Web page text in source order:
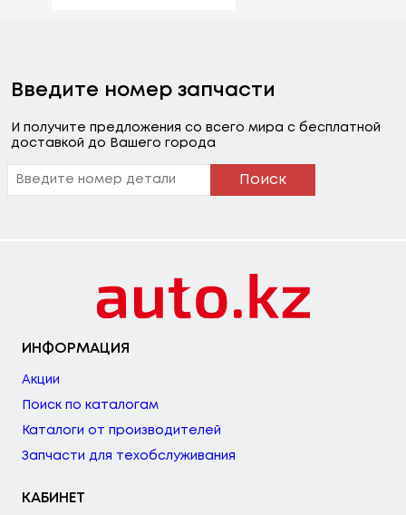
Введите номер запчасти
И получите предложения со всего мира с бесплатной
доставкой до Вашего города
Поиск
ИНФОРМАЦИЯ
Акции
Поиск по каталогам
Каталоги от производителей
Запчасти для техобслуживания
КАБИНЕТ